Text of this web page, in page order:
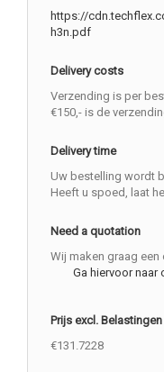
https://
h3n.pdf
Delivery costs
Verzending is per
€150,- is de
Delivery time
Uw bestelling wordt
Heeft u spoed, laat
Need a quotation
Wij maken graag
Ga hiervoor
Prijs excl.
€131.7228